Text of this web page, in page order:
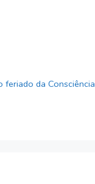
da Consciência